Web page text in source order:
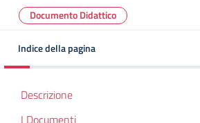
Documento Didattico
Indice della pagina
Descrizione
I Documenti